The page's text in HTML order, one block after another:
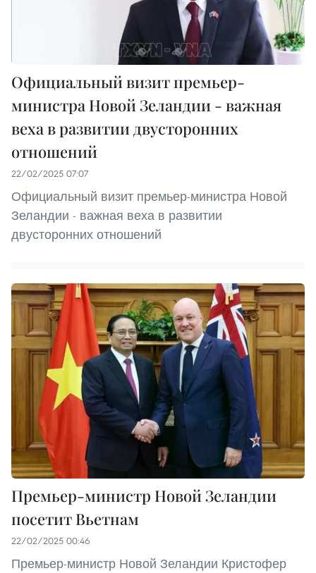
Официальный визит премьер-
министра Новой Зеландии - важная
веха в развитии двусторонних
отношений
22/02/2025 07:07
Официальный визит премьер-министра Новой
Зеландии - важная веха в развитии
двусторонних отношений
Премьер-министр Новой Зеландии
посетит Вьетнам
22/02/2025 00:46
Премьер-министр Новой Зеландии Кристофер